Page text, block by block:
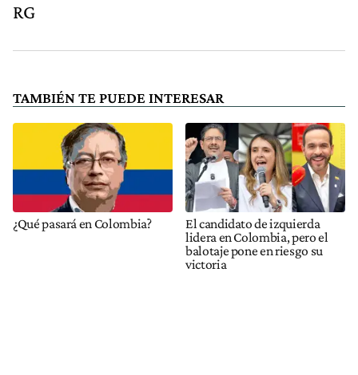
RG
TAMBIÉN TE PUEDE INTERESAR
¿Qué pasará en Colombia?
El candidato de izquierda
lidera en Colombia, pero el
balotaje pone en riesgo su
victoria